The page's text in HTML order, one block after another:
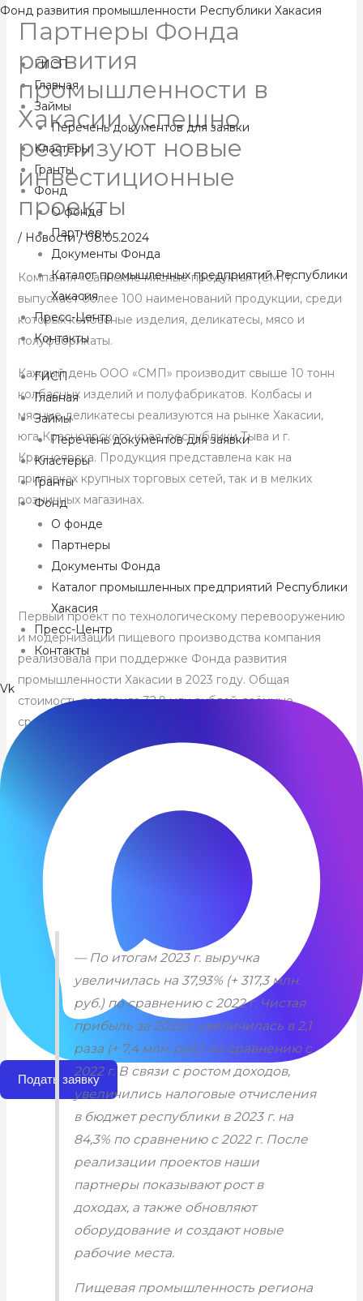
Перейти
Фонд развития промышленности Республики Хакасия
ГИСП
Главная
Займы
Перечень документов для заявки
Кластеры
Гранты
Фонд
О фонде
Партнеры
Документы Фонда
Каталог промышленных предприятий Республики
Хакасия
Пресс-Центр
Контакты
ГИСП
Главная
Займы
Перечень документов для заявки
Кластеры
Гранты
Фонд
О фонде
Партнеры
Документы Фонда
Каталог промышленных предприятий Республики
Хакасия
Пресс-Центр
Контакты
Vk
Подать заявку
Партнеры Фонда
развития
промышленности в
Хакасии успешно
реализуют новые
инвестиционные
проекты
/ Новости/08.05.2024
Компания «Саянские мясные продукты» (СМП)
выпускает более 100 наименований продукции, среди
которых колбасные изделия, деликатесы, мясо и
полуфабрикаты.
Каждый день ООО «СМП» производит свыше 10 тонн
колбасных изделий и полуфабрикатов. Колбасы и
мясные деликатесы реализуются на рынке Хакасии,
юга Красноярского края, республики Тыва и г.
Красноярска. Продукция представлена как на
прилавках крупных торговых сетей, так и в мелких
розничных магазинах.
Первый проект по технологическому перевооружению
и модернизации пищевого производства компания
реализовала при поддержке Фонда развития
промышленности Хакасии в 2023 году. Общая
стоимость составила 32,9 млн рублей, заёмные
средства – 25 млн рублей, так на производстве
появился автомат по изготовлению котлет, вакуумный
скоростной куттер, дайсер, холодильная и моющая
В этом году «Саянские мясные продукты» начнут
реализацию нового проекта по расширению
производства для изготовления колбасных изделий.
Теперь на производстве необходимы вакуумный
мясомассажер и термокоптильная камера.
— По итогам 2023 г. выручка
увеличилась на 37,93% (+ 317,3 млн.
руб.) по сравнению с 2022 г. Чистая
прибыль за 2023 г. увеличилась в 2,1
раза (+ 7,4 млн. руб.) по сравнению с
2022 г. В связи с ростом доходов,
увеличились налоговые отчисления
в бюджет республики в 2023 г. на
84,3% по сравнению с 2022 г. После
реализации проектов наши
партнеры показывают рост в
доходах, а также обновляют
оборудование и создают новые
рабочие места.
Пищевая промышленность региона